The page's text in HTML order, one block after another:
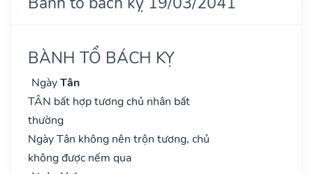
BÀNH TỔ BÁCH KỴ
NgàyTân
TÂN bất hợp tương chủ nhân bất
thường
Ngày Tân không nên trộn tương, chủ
không được nếm qua